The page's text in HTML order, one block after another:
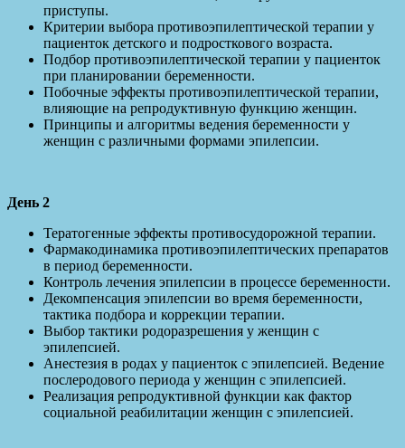
приступы.
Критерии выбора противоэпилептической терапии у
пациенток детского и подросткового возраста.
Подбор противоэпилептической терапии у пациенток
при планировании беременности.
Побочные эффекты противоэпилептической терапии,
влияющие на репродуктивную функцию женщин.
Принципы и алгоритмы ведения беременности у
женщин с различными формами эпилепсии.
День 2
Тератогенные эффекты противосудорожной терапии.
Фармакодинамика противоэпилептических препаратов
в период беременности.
Контроль лечения эпилепсии в процессе беременности.
Декомпенсация эпилепсии во время беременности,
тактика подбора и коррекции терапии.
Выбор тактики родоразрешения у женщин с
эпилепсией.
Анестезия в родах у пациенток с эпилепсией. Ведение
послеродового периода у женщин с эпилепсией.
Реализация репродуктивной функции как фактор
социальной реабилитации женщин с эпилепсией.